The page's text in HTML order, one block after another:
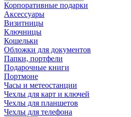
Корпоративные подарки
Аксессуары
Визитницы
Ключницы
Кошельки
Обложки для документов
Папки, портфели
Подарочные книги
Портмоне
Часы и метеостанции
Чехлы для карт и ключей
Чехлы для планшетов
Чехлы для телефона